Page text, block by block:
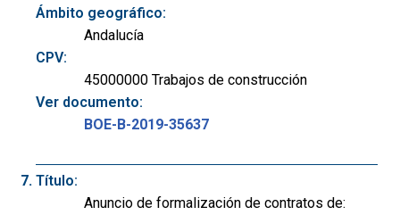
Ámbito geográfico:
Andalucía
CPV:
45000000 Trabajos de construcción
Ver documento:
BOE-B-2019-35637
Título:
Anuncio de formalización de contratos de: